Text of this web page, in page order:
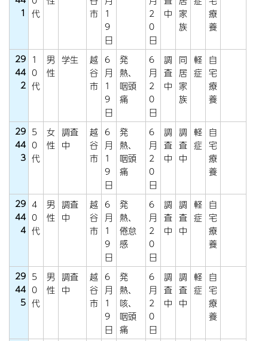
1 代
市 1
9
日
2
0
日
中 家
族
療
養
29
44
2
1
0
代
男
性
学生
越
谷
市
6
月
1
9
日
発
熱、
咽頭
痛
6
月
2
0
日
調
査
中
同
居
家
族
軽
症
自
宅
療
養
29
44
3
5
0
代
女
性
調査
中
越
谷
市
6
月
1
9
日
発
熱、
咽頭
痛
6
月
2
0
日
調
査
中
調
査
中
軽
症
自
宅
療
養
29
44
4
4
0
代
男
性
調査
中
越
谷
市
6
月
1
9
日
発
熱、
倦怠
感
6
月
2
0
日
調
査
中
調
査
中
軽
症
自
宅
療
養
29
44
5
5
0
代
男
性
調査
中
越
谷
市
6
月
1
9
日
発
熱、
咳、
咽頭
痛
6
月
2
0
日
調
査
中
調
査
中
軽
症
自
宅
療
養